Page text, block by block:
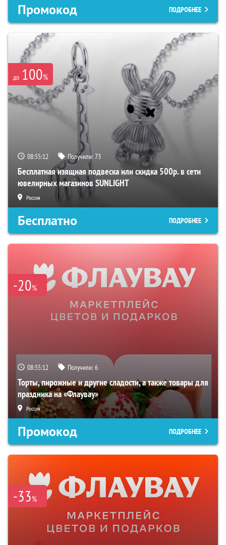
Промокод ПОДРОБНЕЕ
до 100%
08:55:11 Получили:73
Бесплатная изящная подвеска или скидка 500р. в сети
ювелирных магазинов SUNLIGHT
Россия
Бесплатно ПОДРОБНЕЕ
-20%
08:55:11 Получили:6
Торты, пирожные и другие сладости, а также товары для
праздника на «Флаувау»
Россия
Промокод ПОДРОБНЕЕ
-33%